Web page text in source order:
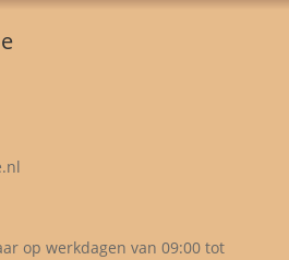
op werkdagen van 09:00 tot